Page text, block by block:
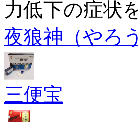
力低下の症状
夜狼神（やろ
三便宝